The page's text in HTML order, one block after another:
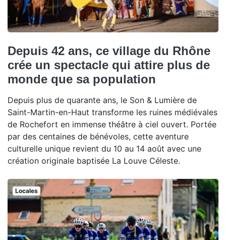
Depuis 42 ans, ce village du Rhône
crée un spectacle qui attire plus de
monde que sa population
Depuis plus de quarante ans, le Son & Lumière de
Saint-Martin-en-Haut transforme les ruines médiévales
de Rochefort en immense théâtre à ciel ouvert. Portée
par des centaines de bénévoles, cette aventure
culturelle unique revient du 10 au 14 août avec une
création originale baptisée La Louve Céleste.
Locales